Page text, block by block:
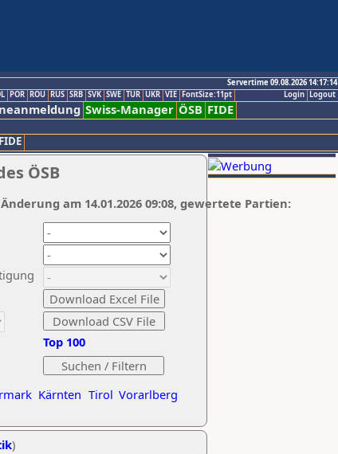
Servertime 09.08.2026 14:17:14
Logout
Login
POR ROU RUS SRB SVK SWE TUR UKR VIE FontSize:11pt
Swiss-Manager ÖSB FIDE
ÖSB
Kärnten Tirol Vorarlberg
Top 100
am 14.01.2026 09:08, gewertete Partien:
)